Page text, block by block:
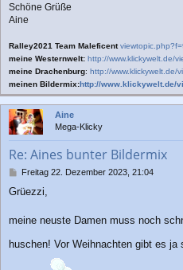
Schöne Grüße
Aine
Ralley2021 Team Maleficent
meine Westernwelt: http://www.klickywelt.de/
meine Drachenburg: http://www.klickywelt.de/
meinen Bildermix:http://www.klickywelt.de/
Aine
Mega-Klicky
Re: Aines bunter Bildermix
B
i
r
g
Freitag 22. Dezember 2023, 21:04
Grüezzi,
meine neuste Damen muss noch
huschen! Vor Weihnachten gibt es ja